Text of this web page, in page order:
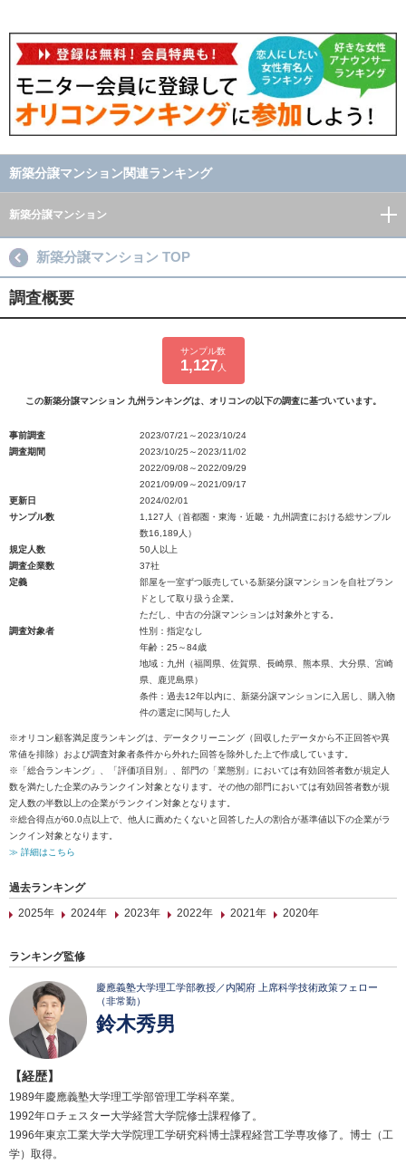
新築分譲マンション関連ランキング
新築分譲マンション
新築分譲マンション TOP
調査概要
サンプル数
1,127 人
この新築分譲マンション 九州ランキングは、オリコンの以下の調査に基づいています。
事前調査
2023/07/21～2023/10/24
調査期間
2023/10/25～2023/11/02
2022/09/08～2022/09/29
2021/09/09～2021/09/17
更新日
2024/02/01
サンプル数
1,127人（首都圏・東海・近畿・九州調査における総サンプル
数16,189人）
規定人数
50人以上
調査企業数
37社
定義
部屋を一室ずつ販売している新築分譲マンションを自社ブラン
ドとして取り扱う企業。
ただし、中古の分譲マンションは対象外とする。
調査対象者
性別：指定なし
年齢：25～84歳
地域：九州（福岡県、佐賀県、長崎県、熊本県、大分県、宮崎
県、鹿児島県）
条件：過去12年以内に、新築分譲マンションに入居し、購入物
件の選定に関与した人
※オリコン顧客満足度ランキングは、データクリーニング（回収したデータから不正回答や異
常値を排除）および調査対象者条件から外れた回答を除外した上で作成しています。
※「総合ランキング」、「評価項目別」、部門の「業態別」においては有効回答者数が規定人
数を満たした企業のみランクイン対象となります。その他の部門においては有効回答者数が規
定人数の半数以上の企業がランクイン対象となります。
※総合得点が60.0点以上で、他人に薦めたくないと回答した人の割合が基準値以下の企業がラ
ンクイン対象となります。
≫ 詳細はこちら
過去ランキング
2025年
2024年 2023年 2022年 2021年 2020年
ランキング監修
慶應義塾大学理工学部教授／内閣府 上席科学技術政策フェロー
（非常勤）
鈴木秀男
【経歴】
1989年慶應義塾大学理工学部管理工学科卒業。
1992年ロチェスター大学経営大学院修士課程修了。
1996年東京工業大学大学院理工学研究科博士課程経営工学専攻修了。博士（工
学）取得。